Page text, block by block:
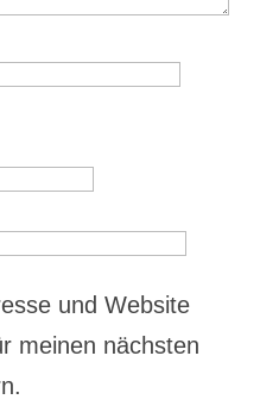
und Website
meinen nächsten